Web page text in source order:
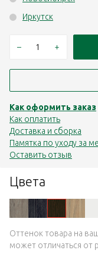
Цвета
Оттенок товара на
может отличаться от
Иркутск
– +
Как оформить заказ
Как оплатить
Доставка и сборка
Памятка по уходу за
Оставить отзыв